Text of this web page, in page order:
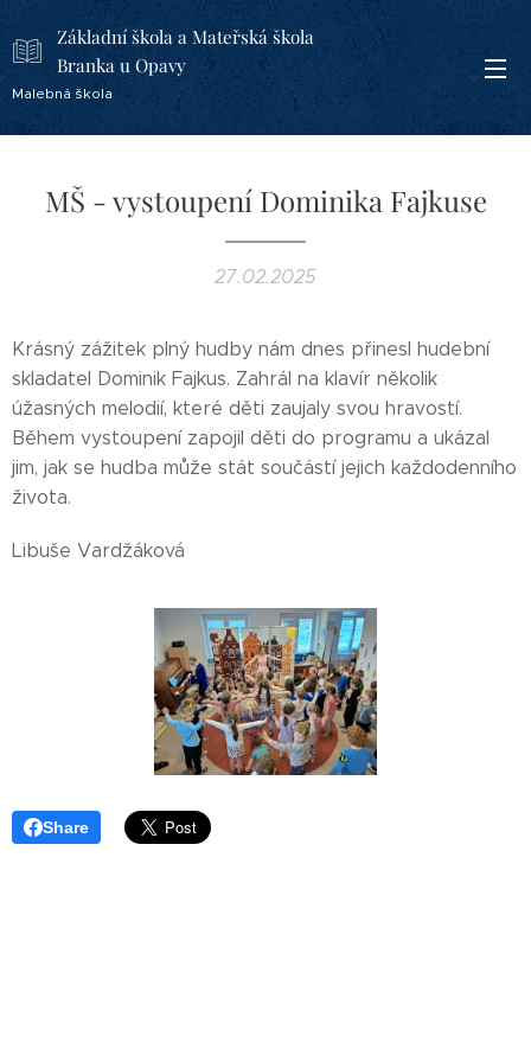
Základní škola a Mateřská škola
Branka u Opavy
Malebná škola
MŠ - vystoupení Dominika Fajkuse
27.02.2025
Krásný zážitek plný hudby nám dnes přinesl hudební
skladatel Dominik Fajkus. Zahrál na klavír několik
úžasných melodií, které děti zaujaly svou hravostí.
Během vystoupení zapojil děti do programu a ukázal
jim, jak se hudba může stát součástí jejich každodenního
života.
Libuše Vardžáková
Share